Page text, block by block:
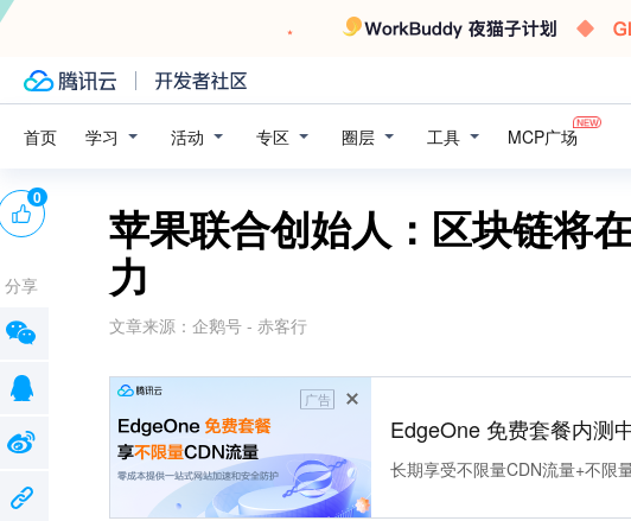
首页 学习 活动 专区 圈层 工具 MCP广场
苹果联合创始人：区块链将
力
文章来源： 企鹅号 - 赤客行
广告
EdgeOne 免费套餐内测
长期享受不限量CDN流量+不限
0
分享